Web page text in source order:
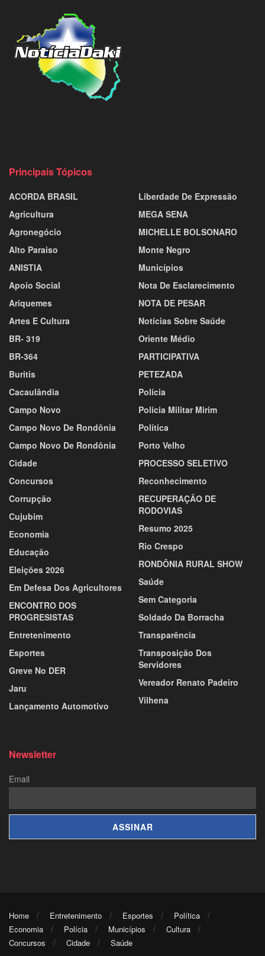
Principais Tópicos
ACORDA BRASIL
Agricultura
Agronegócio
Alto Paraiso
ANISTIA
Apoio Social
Ariquemes
Artes E Cultura
BR- 319
BR-364
Buritis
Cacaulândia
Campo Novo
Campo Novo De Rondônia
Campo Novo De Rondônia
Cidade
Concursos
Corrupção
Cujubim
Economia
Educação
Eleições 2026
Em Defesa Dos Agricultores
ENCONTRO DOS
PROGRESISTAS
Entretenimento
Esportes
Greve No DER
Jaru
Lançamento Automotivo
Liberdade De Expressão
MEGA SENA
MICHELLE BOLSONARO
Monte Negro
Municípios
Nota De Esclarecimento
NOTA DE PESAR
Notícias Sobre Saúde
Oriente Médio
PARTICIPATIVA
PETEZADA
Polícia
Polícia Militar Mirim
Política
Porto Velho
PROCESSO SELETIVO
Reconhecimento
RECUPERAÇÃO DE
RODOVIAS
Resumo 2025
Rio Crespo
RONDÔNIA RURAL SHOW
Saúde
Sem Categoria
Soldado Da Borracha
Transparência
Transposição Dos
Servidores
Vereador Renato Padeiro
Vilhena
Newsletter
Email
Home Entretenimento Esportes
Política
Economia
Polícia Municípios
Cultura
Concursos
Cidade Saúde